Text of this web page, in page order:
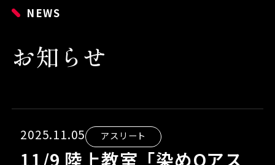
NEWS
お知らせ
2025.11.05 アスリート
11/9 陸上教室「染めQアス